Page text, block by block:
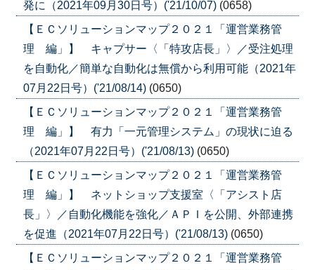
発に（2021年09月30日号）('21/10/07) (0658)
【ＥＣソリューションマップ２０２１「運営業務管
理 編」】 キャプサー〈「特攻店長」〉／受注処理
を自動化／簡単な自動化は無償から利用可能（2021年
07月22日号）('21/08/14) (0650)
【ＥＣソリューションマップ２０２１「運営業務管
理 編」】 有力「一元管理システム」の現状に迫る
（2021年07月22日号）('21/08/13) (0650)
【ＥＣソリューションマップ２０２１「運営業務管
理 編」】 ネットショップ支援室〈「アシスト店
長」〉／自動化機能を強化／ＡＰＩを公開、外部連携
を促進（2021年07月22日号）('21/08/13) (0650)
【ＥＣソリューションマップ２０２１「運営業務管